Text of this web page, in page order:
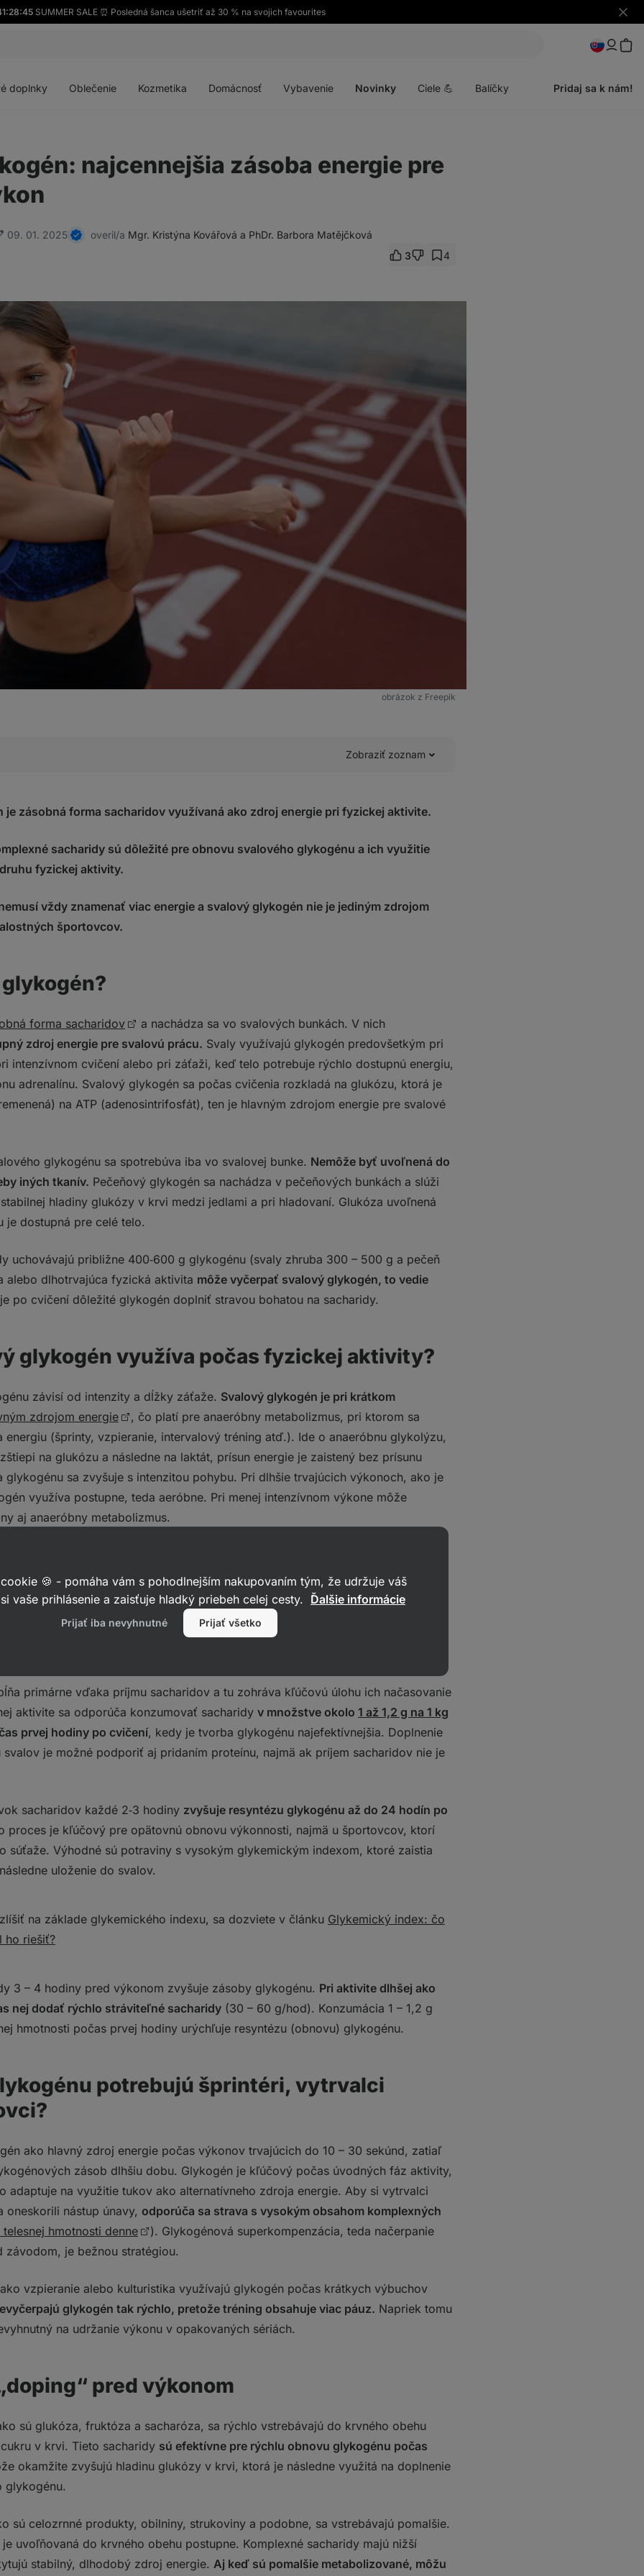
SUMMER SALE ⏰ Posledná šanca ušetriť až 30 % na svojich favourites
Skryť
doplnky Oblečenie Kozmetika Domácnosť Vybavenie Novinky Ciele 💪 Balíčky Pridaj sa k nám!
najcennejšia zásoba energie pre
09. 01. 2025 overil/a Mgr. Kristýna Kovářová a PhDr. Barbora Matějčková
3 4
obrázok z Freepik
Zobraziť zoznam
využíva počas fyzickej aktivity?
potrebujú šprintéri, vytrvalci a siloví športovci?
pred výkonom
znamená vždy viac energie.“
načasovanie sacharidov, hlavný je denný príjem.“
potrebujú rovnaké množstvo sacharidov.“
optimálnej hladiny glykogénu
je zásobná forma sacharidov využívaná ako zdroj energie pri fyzickej aktivite.
sacharidy sú dôležité pre obnovu svalového glykogénu a ich využitie
fyzickej aktivity.
vždy znamenať viac energie a svalový glykogén nie je jediným zdrojom
športovcov.
forma sacharidov
a nachádza sa vo svalových bunkách. V nich
zdroj energie pre svalovú prácu. Svaly využívajú glykogén predovšetkým pri
intenzívnom cvičení alebo pri záťaži, keď telo potrebuje rýchlo dostupnú energiu,
adrenalínu. Svalový glykogén sa počas cvičenia rozkladá na glukózu, ktorá je
na ATP (adenosintrifosfát), ten je hlavným zdrojom energie pre svalové
glykogénu sa spotrebúva iba vo svalovej bunke. Nemôže byť uvoľnená do
iných tkanív. Pečeňový glykogén sa nachádza v pečeňových bunkách a slúži
hladiny glukózy v krvi medzi jedlami a pri hladovaní. Glukóza uvoľnená
je dostupná pre celé telo.
uchovávajú približne 400‑600 g glykogénu (svaly zhruba 300 – 500 g a pečeň
alebo dlhotrvajúca fyzická aktivita môže vyčerpať svalový glykogén, to vedie
po cvičení dôležité glykogén doplniť stravou bohatou na sacharidy.
glykogén využíva počas fyzickej aktivity?
závisí od intenzity a dĺžky záťaže. Svalový glykogén je pri krátkom
zdrojom energie
, čo platí pre anaeróbny metabolizmus, pri ktorom sa
energiu (šprinty, vzpieranie, intervalový tréning atď.). Ide o anaeróbnu glykolýzu,
na glukózu a následne na laktát, prísun energie je zaistený bez prísunu
glykogénu sa zvyšuje s intenzitou pohybu. Pri dlhšie trvajúcich výkonoch, ako je
využíva postupne, teda aeróbne. Pri menej intenzívnom výkone môže
aj anaeróbny metabolizmus.
telo na spaľovanie tukov, čím
vzniká tzv. „stav vyčerpania“ alebo „glycogén depletion“. Preto je pre
kľúčové strategicky dopĺňať sacharidy počas aktivity.
glykogén?
primárne vďaka príjmu sacharidov a tu zohráva kľúčovú úlohu ich načasovanie
aktivite sa odporúča konzumovať sacharidy v množstve okolo 1 až 1,2 g na 1 kg
prvej hodiny po cvičení, kedy je tvorba glykogénu najefektívnejšia. Doplnenie
svalov je možné podporiť aj pridaním proteínu, najmä ak príjem sacharidov nie je
sacharidov každé 2‑3 hodiny zvyšuje resyntézu glykogénu až do 24 hodín po
proces je kľúčový pre opätovnú obnovu výkonnosti, najmä u športovcov, ktorí
súťaže. Výhodné sú potraviny s vysokým glykemickým indexom, ktoré zaistia
uloženie do svalov.
na základe glykemického indexu, sa dozviete v článku Glykemický index: čo
ho riešiť?
3 – 4 hodiny pred výkonom zvyšuje zásoby glykogénu. Pri aktivite dlhšej ako
nej dodať rýchlo stráviteľné sacharidy (30 – 60 g/hod). Konzumácia 1 – 1,2 g
hmotnosti počas prvej hodiny urýchľuje resyntézu (obnovu) glykogénu.
potrebujú šprintéri, vytrvalci
ako hlavný zdroj energie počas výkonov trvajúcich do 10 – 30 sekúnd, zatiaľ
zásob dlhšiu dobu. Glykogén je kľúčový počas úvodných fáz aktivity,
adaptuje na využitie tukov ako alternatívneho zdroja energie. Aby si vytrvalci
nástup únavy, odporúča sa strava s vysokým obsahom komplexných
hmotnosti denne
). Glykogénová superkompenzácia, teda načerpanie
závodom, je bežnou stratégiou.
vzpieranie alebo kulturistika využívajú glykogén počas krátkych výbuchov
glykogén tak rýchlo, pretože tréning obsahuje viac páuz. Napriek tomu
na udržanie výkonu v opakovaných sériách.
pred výkonom
sú glukóza, fruktóza a sacharóza, sa rýchlo vstrebávajú do krvného obehu
v krvi. Tieto sacharidy sú efektívne pre rýchlu obnovu glykogénu počas
okamžite zvyšujú hladinu glukózy v krvi, ktorá je následne využitá na doplnenie
glykogénu.
sú celozrnné produkty, obilniny, strukoviny a podobne, sa vstrebávajú pomalšie.
uvoľňovaná do krvného obehu postupne. Komplexné sacharidy majú nižší
stabilný, dlhodobý zdroj energie. Aj keď sú pomalšie metabolizované, môžu
🍪 - pomáha vám s pohodlnejším nakupovaním tým, že udržuje váš
vaše prihlásenie a zaisťuje hladký priebeh celej cesty. Ďalšie informácie
Prijať iba nevyhnutné Prijať všetko